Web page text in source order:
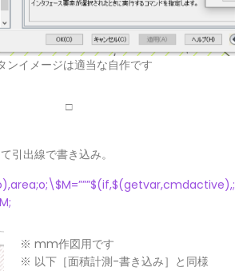
ンイメージは適当な自作です
□
引出線で書き込み。
※ mm作図用です
※ 以下［面積計測-書き込み］と同様